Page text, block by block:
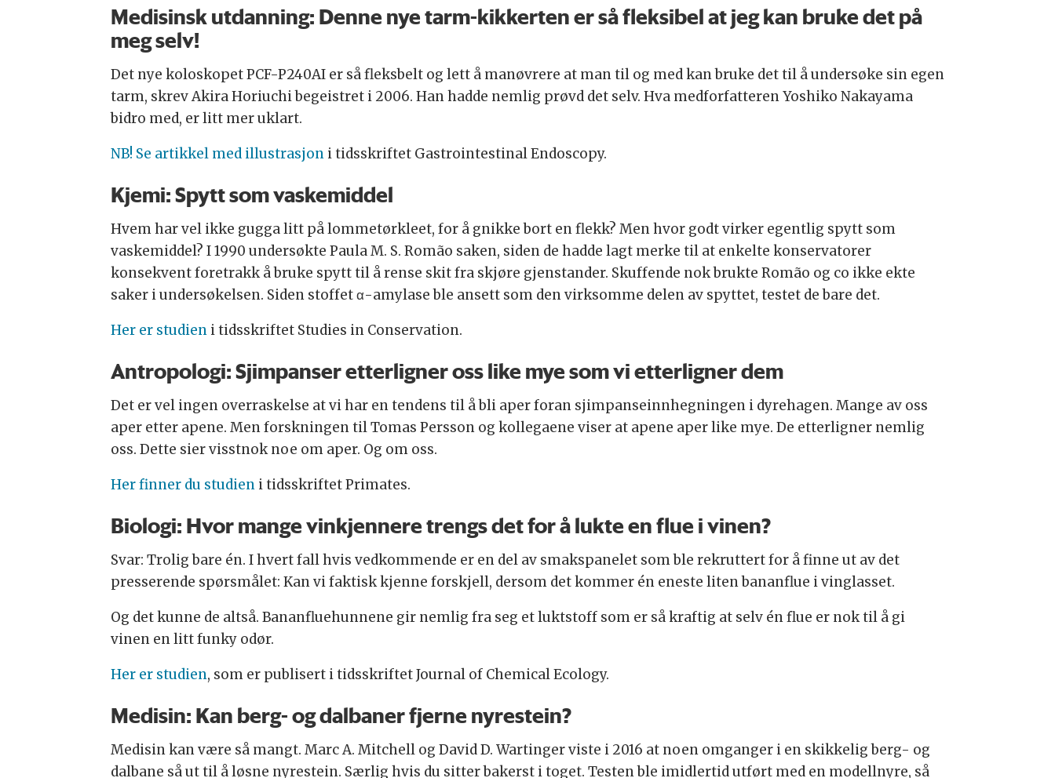
Medisinsk utdanning: Denne nye tarm-kikkerten er så fleksibel at jeg kan bruke det på
meg selv!
Det nye koloskopet PCF-P240AI er så fleksbelt og lett å manøvrere at man til og med kan bruke det til å undersøke sin egen
tarm, skrev Akira Horiuchi begeistret i 2006. Han hadde nemlig prøvd det selv. Hva medforfatteren Yoshiko Nakayama
bidro med, er litt mer uklart.
NB! Se artikkel med illustrasjoni tidsskriftet Gastrointestinal Endoscopy.
Kjemi: Spytt som vaskemiddel
Hvem har vel ikke gugga litt på lommetørkleet, for å gnikke bort en flekk? Men hvor godt virker egentlig spytt som
vaskemiddel? I 1990 undersøkte Paula M. S. Romão saken, siden de hadde lagt merke til at enkelte konservatorer
konsekvent foretrakk å bruke spytt til å rense skit fra skjøre gjenstander. Skuffende nok brukte Romão og co ikke ekte
saker i undersøkelsen. Siden stoffet α-amylase ble ansett som den virksomme delen av spyttet, testet de bare det.
Her er studieni tidsskriftet Studies in Conservation.
Antropologi: Sjimpanser etterligner oss like mye som vi etterligner dem
Det er vel ingen overraskelse at vi har en tendens til å bli aper foran sjimpanseinnhegningen i dyrehagen. Mange av oss
aper etter apene. Men forskningen til Tomas Persson og kollegaene viser at apene aper like mye. De etterligner nemlig
oss. Dette sier visstnok noe om aper. Og om oss.
Her finner du studieni tidsskriftet Primates.
Biologi: Hvor mange vinkjennere trengs det for å lukte en flue i vinen?
Svar: Trolig bare én. I hvert fall hvis vedkommende er en del av smakspanelet som ble rekruttert for å finne ut av det
presserende spørsmålet: Kan vi faktisk kjenne forskjell, dersom det kommer én eneste liten bananflue i vinglasset.
Og det kunne de altså. Bananfluehunnene gir nemlig fra seg et luktstoff som er så kraftig at selv én flue er nok til å gi
vinen en litt funky odør.
Her er studien, som er publisert i tidsskriftet Journal of Chemical Ecology.
Medisin: Kan berg- og dalbaner fjerne nyrestein?
Medisin kan være så mangt. Marc A. Mitchell og David D. Wartinger viste i 2016 at noen omganger i en skikkelig berg- og
dalbane så ut til å løsne nyrestein. Særlig hvis du sitter bakerst i toget. Testen ble imidlertid utført med en modellnyre, så